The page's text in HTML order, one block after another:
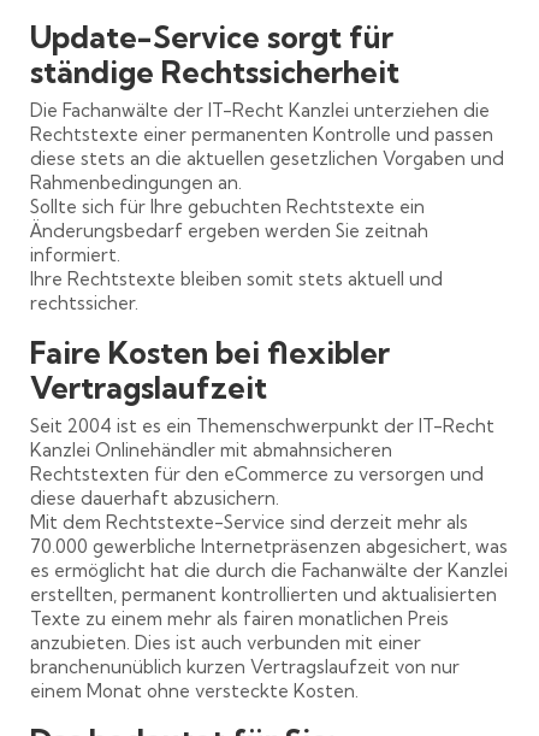
Update-Service sorgt für
ständige Rechtssicherheit
Die Fachanwälte der IT-Recht Kanzlei unterziehen die
Rechtstexte einer permanenten Kontrolle und passen
diese stets an die aktuellen gesetzlichen Vorgaben und
Rahmenbedingungen an.
Sollte sich für Ihre gebuchten Rechtstexte ein
Änderungsbedarf ergeben werden Sie zeitnah
informiert.
Ihre Rechtstexte bleiben somit stets aktuell und
rechtssicher.
Faire Kosten bei flexibler
Vertragslaufzeit
Seit 2004 ist es ein Themenschwerpunkt der IT-Recht
Kanzlei Onlinehändler mit abmahnsicheren
Rechtstexten für den eCommerce zu versorgen und
diese dauerhaft abzusichern.
Mit dem Rechtstexte-Service sind derzeit mehr als
70.000 gewerbliche Internetpräsenzen abgesichert, was
es ermöglicht hat die durch die Fachanwälte der Kanzlei
erstellten, permanent kontrollierten und aktualisierten
Texte zu einem mehr als fairen monatlichen Preis
anzubieten. Dies ist auch verbunden mit einer
branchenunüblich kurzen Vertragslaufzeit von nur
einem Monat ohne versteckte Kosten.